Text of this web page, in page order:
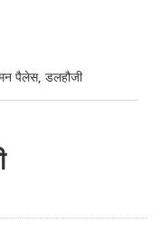
पैलेस, डलहौजी